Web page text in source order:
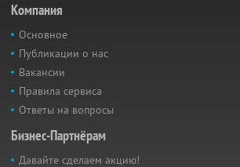
Компания
Основное
Публикации о нас
Вакансии
Правила сервиса
Ответы на вопросы
Бизнес-Партнёрам
Давайте сделаем акцию!